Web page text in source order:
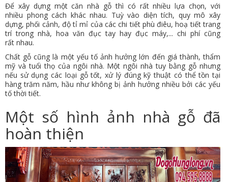
Để xây dựng một căn nhà gỗ thì có rất nhiều lựa chọn, với
nhiều phong cách khác nhau. Tuỳ vào diện tích, quy mô xây
dựng, phối cảnh, độ tỉ mỉ của các chi tiết phù điêu, hoạ tiết trang
trí trong nhà, hoa văn đục tay hay đục máy,... chi phí cũng
rất nhau.
Chất gỗ cũng là một yếu tố ảnh hưởng lớn đến giá thành, thẩm
mỹ và tuổi thọ của ngôi nhà. Một ngôi nhà tuy bằng gỗ nhưng
nếu sử dụng các loại gỗ tốt, xử lý đúng kỹ thuật có thể tồn tại
hàng trăm năm, hầu như không bị ảnh hưởng nhiều bởi các yếu
tố thời tiết.
Một số hình ảnh nhà gỗ đã
hoàn thiện